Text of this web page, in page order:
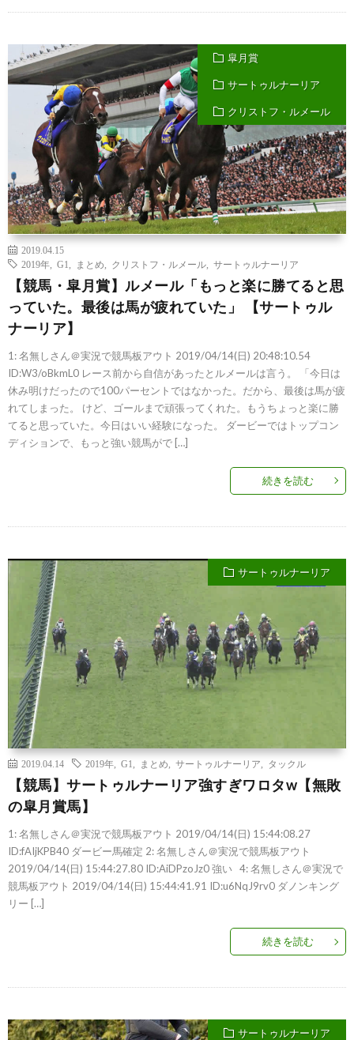
皐月賞
サートゥルナーリア
クリストフ・ルメール
2019.04.15
2019年
G1 まとめ クリストフ・ルメール サートゥルナーリア
【競馬・皐月賞】ルメール「もっと楽に勝てると思
っていた。最後は馬が疲れていた」 【サートゥル
ナーリア】
1: 名無しさん＠実況で競馬板アウト 2019/04/14(日) 20:48:10.54
ID:W3/oBkmL0 レース前から自信があったとルメールは言う。 「今日は
休み明けだったので100パーセントではなかった。だから、最後は馬が疲
れてしまった。 けど、ゴールまで頑張ってくれた。もうちょっと楽に勝
てると思っていた。今日はいい経験になった。 ダービーではトップコン
ディションで、もっと強い競馬がで […]
続きを読む
サートゥルナーリア
2019.04.14 2019年 G1 まとめ サートゥルナーリア タックル
【競馬】サートゥルナーリア強すぎワロタw【無敗
の皐月賞馬】
1: 名無しさん＠実況で競馬板アウト 2019/04/14(日) 15:44:08.27
ID:fAIjKPB40 ダービー馬確定 2: 名無しさん＠実況で競馬板アウト
2019/04/14(日) 15:44:27.80 ID:AiDPzoJz0 強い 4: 名無しさん＠実況で
競馬板アウト 2019/04/14(日) 15:44:41.91 ID:u6NqJ9rv0 ダノンキング
リー […]
続きを読む
サートゥルナーリア